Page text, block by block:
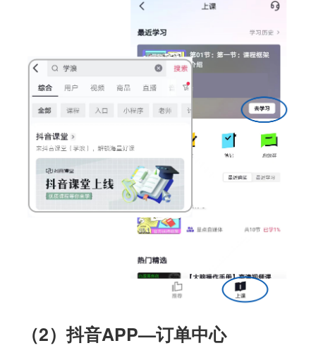
（2）抖音APP—订单中心